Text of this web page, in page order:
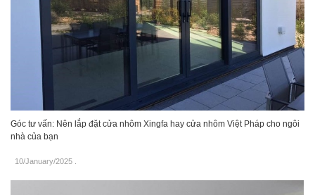
Góc tư vấn: Nên lắp đặt cửa nhôm Xingfa hay cửa nhôm Việt Pháp cho ngôi
nhà của bạn
10/January/2025